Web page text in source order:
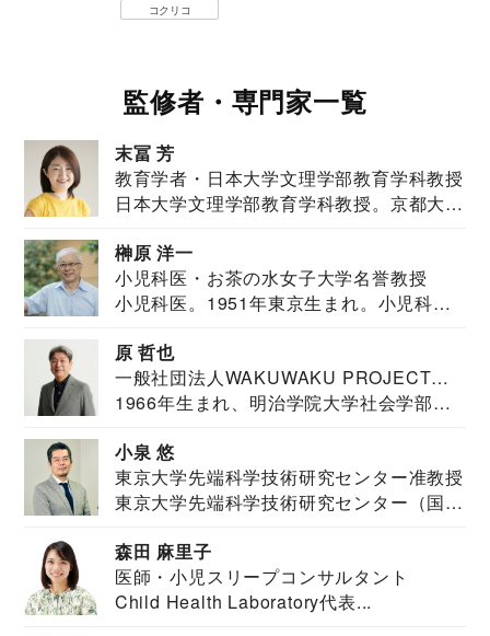
コクリコ
監修者・専門家一覧
末冨 芳
教育学者・日本大学文理学部教育学科教授
日本大学文理学部教育学科教授。京都大学
榊原 洋一
小児科医・お茶の水女子大学名誉教授
小児科医。1951年東京生まれ。小児科
原 哲也
一般社団法人WAKUWAKU PROJECT
JAPAN代表・言語聴覚士・社会福祉士
1966年生まれ、明治学院大学社会学部福
小泉 悠
東京大学先端科学技術研究センター准教授
東京大学先端科学技術研究センター（国際
森田 麻里子
医師・小児スリープコンサルタント
Child Health Laboratory代表...